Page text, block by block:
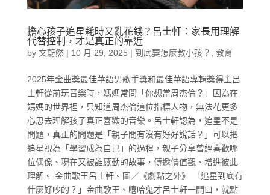
擔心孩子追星耗時又亂花錢？呂士軒：家長用理解
代替控制，才是真正的靠近
by 文蔚然| 10 月 29, 2025 | 到底要怎麼教小孩？ 教育
2025年金曲獎最佳華語男歌手獎和最佳華語專輯獎得主呂
士軒從前玩音樂時，媽媽常問「你想當周杰倫？」因為在
媽媽的世界裡，只知道周杰倫這位指標人物，無法花更多
心思去理解孩子真正喜歡的音樂。呂士軒認為，追星不是
問題，真正的問題是「親子間有沒有好好說話？」可以把
追星視為「學習成為自己」的過程，親子分享曾經喜歡哪
位偶像、現在又被誰感動的故事，傳遞價值觀、增進彼此
理解。 金曲歌王呂士軒。圖／《劇點之外》 「追星到底有
什麼好吵的？」金曲歌王、嘻哈鬼才呂士軒一開口，就點